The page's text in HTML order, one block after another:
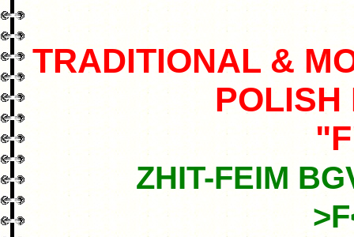
TRADITIONAL &
POLISH
ZHIT-FEIM